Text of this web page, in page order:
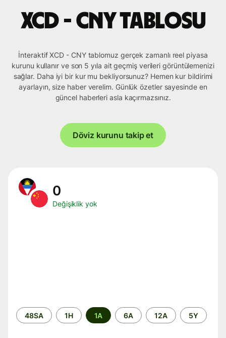
XCD - CNY tablosu
İnteraktif XCD - CNY tablomuz gerçek zamanlı reel piyasa
kurunu kullanır ve son 5 yıla ait geçmiş verileri görüntülemenizi
sağlar. Daha iyi bir kur mu bekliyorsunuz? Hemen kur bildirimi
ayarlayın, size haber verelim. Günlük özetler sayesinde en
güncel haberleri asla kaçırmazsınız.
Döviz kurunu takip et
0
Değişiklik yok
Zaman
aralığı
48SA 1H 1A 6A 12A 5Y